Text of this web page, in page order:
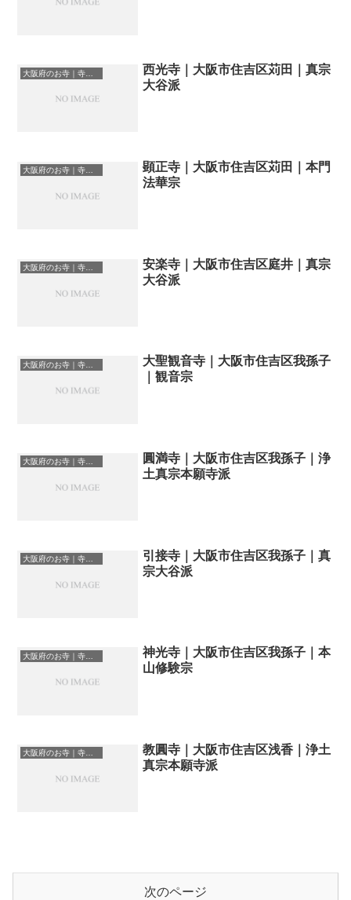
大阪府のお寺｜寺院一覧
西光寺｜大阪市住吉区苅田｜真宗
大谷派
大阪府のお寺｜寺院一覧
顕正寺｜大阪市住吉区苅田｜本門
法華宗
大阪府のお寺｜寺院一覧
安楽寺｜大阪市住吉区庭井｜真宗
大谷派
大阪府のお寺｜寺院一覧
大聖観音寺｜大阪市住吉区我孫子
｜観音宗
大阪府のお寺｜寺院一覧
圓満寺｜大阪市住吉区我孫子｜浄
土真宗本願寺派
大阪府のお寺｜寺院一覧
引接寺｜大阪市住吉区我孫子｜真
宗大谷派
大阪府のお寺｜寺院一覧
神光寺｜大阪市住吉区我孫子｜本
山修験宗
大阪府のお寺｜寺院一覧
教圓寺｜大阪市住吉区浅香｜浄土
真宗本願寺派
次のページ